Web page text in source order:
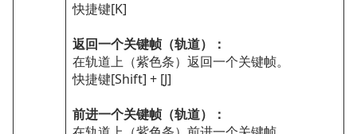
快捷键[K]
返回一个关键帧（轨道）：
在轨道上（紫色条）返回一个关键帧。
快捷键[Shift] + [J]
前进一个关键帧（轨道）：